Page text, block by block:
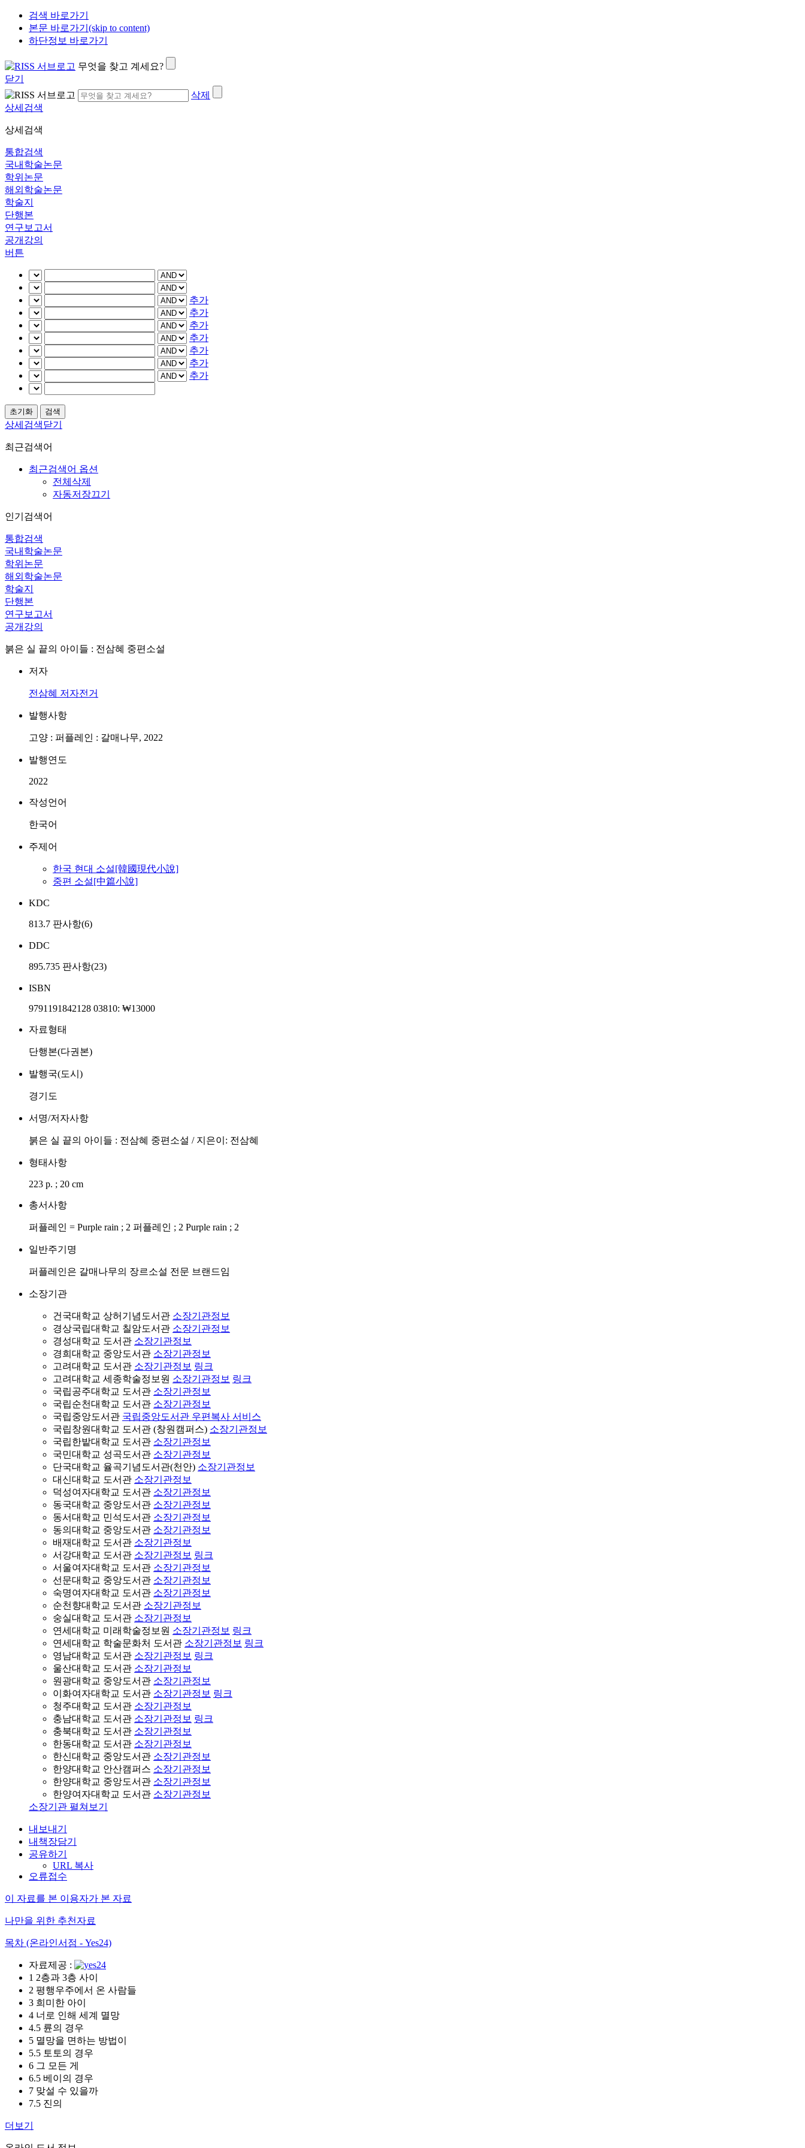
검색 바로가기
본문 바로가기(skip to content)
하단정보 바로가기
무엇을 찾고 계세요?
닫기
삭제
상세검색
상세검색
통합검색
국내학술논문
학위논문
해외학술논문
학술지
단행본
연구보고서
공개강의
버튼
추가
추가
추가
추가
추가
추가
추가
상세검색닫기
최근검색어
최근검색어 옵션
전체삭제
자동저장끄기
인기검색어
통합검색
국내학술논문
학위논문
해외학술논문
학술지
단행본
연구보고서
공개강의
붉은 실 끝의 아이들 : 전삼혜 중편소설
저자
전삼혜 저자전거
발행사항
고양 : 퍼플레인 : 갈매나무, 2022
발행연도
2022
작성언어
한국어
주제어
한국 현대 소설[韓國現代小說]
중편 소설[中篇小說]
KDC
813.7 판사항(6)
DDC
895.735 판사항(23)
ISBN
9791191842128 03810: ₩13000
자료형태
단행본(다권본)
발행국(도시)
경기도
서명/저자사항
붉은 실 끝의 아이들 : 전삼혜 중편소설 / 지은이: 전삼혜
형태사항
223 p. ; 20 cm
총서사항
퍼플레인 = Purple rain ; 2 퍼플레인 ; 2 Purple rain ; 2
일반주기명
퍼플레인은 갈매나무의 장르소설 전문 브랜드임
소장기관
건국대학교 상허기념도서관 소장기관정보
경상국립대학교 칠암도서관 소장기관정보
경성대학교 도서관 소장기관정보
경희대학교 중앙도서관 소장기관정보
고려대학교 도서관 소장기관정보 링크
고려대학교 세종학술정보원 소장기관정보 링크
국립공주대학교 도서관 소장기관정보
국립순천대학교 도서관 소장기관정보
국립중앙도서관 국립중앙도서관 우편복사 서비스
국립창원대학교 도서관 (창원캠퍼스) 소장기관정보
국립한밭대학교 도서관 소장기관정보
국민대학교 성곡도서관 소장기관정보
단국대학교 율곡기념도서관(천안) 소장기관정보
대신대학교 도서관 소장기관정보
덕성여자대학교 도서관 소장기관정보
동국대학교 중앙도서관 소장기관정보
동서대학교 민석도서관 소장기관정보
동의대학교 중앙도서관 소장기관정보
배재대학교 도서관 소장기관정보
서강대학교 도서관 소장기관정보 링크
서울여자대학교 도서관 소장기관정보
선문대학교 중앙도서관 소장기관정보
숙명여자대학교 도서관 소장기관정보
순천향대학교 도서관 소장기관정보
숭실대학교 도서관 소장기관정보
연세대학교 미래학술정보원 소장기관정보 링크
연세대학교 학술문화처 도서관 소장기관정보 링크
영남대학교 도서관 소장기관정보 링크
울산대학교 도서관 소장기관정보
원광대학교 중앙도서관 소장기관정보
이화여자대학교 도서관 소장기관정보 링크
청주대학교 도서관 소장기관정보
충남대학교 도서관 소장기관정보 링크
충북대학교 도서관 소장기관정보
한동대학교 도서관 소장기관정보
한신대학교 중앙도서관 소장기관정보
한양대학교 안산캠퍼스 소장기관정보
한양대학교 중앙도서관 소장기관정보
한양여자대학교 도서관 소장기관정보
소장기관 펼쳐보기
내보내기
내책장담기
공유하기
URL 복사
오류접수
이 자료를 본 이용자가 본 자료
나만을 위한 추천자료
목차 (온라인서점 - Yes24)
자료제공 :
1 2층과 3층 사이
2 평행우주에서 온 사람들
3 희미한 아이
4 너로 인해 세계 멸망
4.5 륜의 경우
5 멸망을 면하는 방법이
5.5 토토의 경우
6 그 모든 게
6.5 베이의 경우
7 맞설 수 있을까
7.5 진의
더보기